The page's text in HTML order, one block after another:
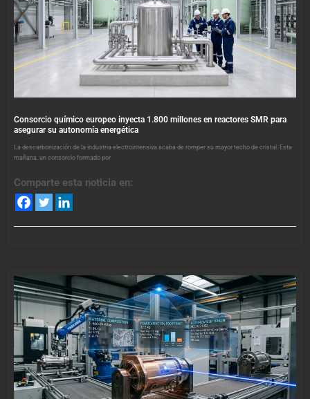
Consorcio químico europeo inyecta 1.800 millones en reactores SMR para
asegurar su autonomía energética
La descarbonización de la industria electrointensiva acaba de romper su mayor techo de cristal. Esta
mañana, un consorcio formado por
Comparte esta noticia en: